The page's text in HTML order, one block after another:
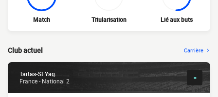
Match Titularisation Lié aux buts
Club actuel Carrière
Tartas-St Yag.
France - National 2
-